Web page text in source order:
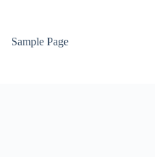
Sample Page